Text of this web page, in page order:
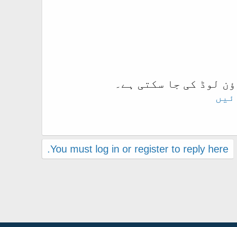
لوڈ کی جا سکتی ہے۔
You must log in or register to reply here.